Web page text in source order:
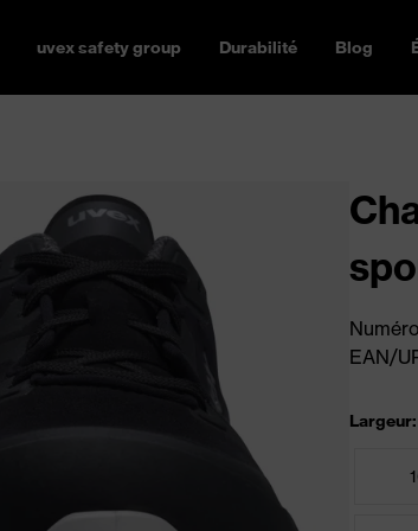
uvex safety group Durabilité Blog
EAN/
Largeur: